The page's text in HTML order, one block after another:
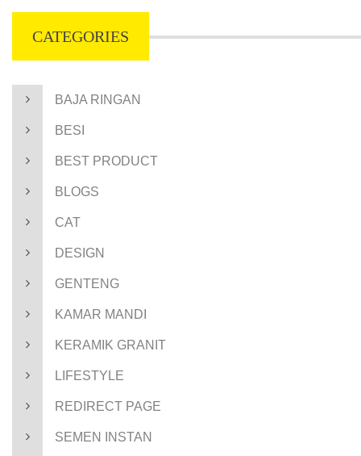
CATEGORIES
BAJA RINGAN
BESI
BEST PRODUCT
BLOGS
CAT
DESIGN
GENTENG
KAMAR MANDI
KERAMIK GRANIT
LIFESTYLE
REDIRECT PAGE
SEMEN INSTAN